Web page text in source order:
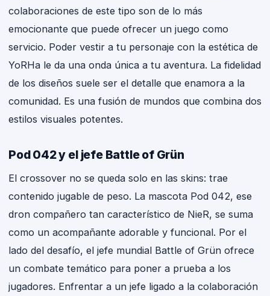
colaboraciones de este tipo son de lo más
emocionante que puede ofrecer un juego como
servicio. Poder vestir a tu personaje con la estética de
YoRHa le da una onda única a tu aventura. La fidelidad
de los diseños suele ser el detalle que enamora a la
comunidad. Es una fusión de mundos que combina dos
estilos visuales potentes.
Pod 042 y el jefe Battle of Grün
El crossover no se queda solo en las skins: trae
contenido jugable de peso. La mascota Pod 042, ese
dron compañero tan característico de NieR, se suma
como un acompañante adorable y funcional. Por el
lado del desafío, el jefe mundial Battle of Grün ofrece
un combate temático para poner a prueba a los
jugadores. Enfrentar a un jefe ligado a la colaboración